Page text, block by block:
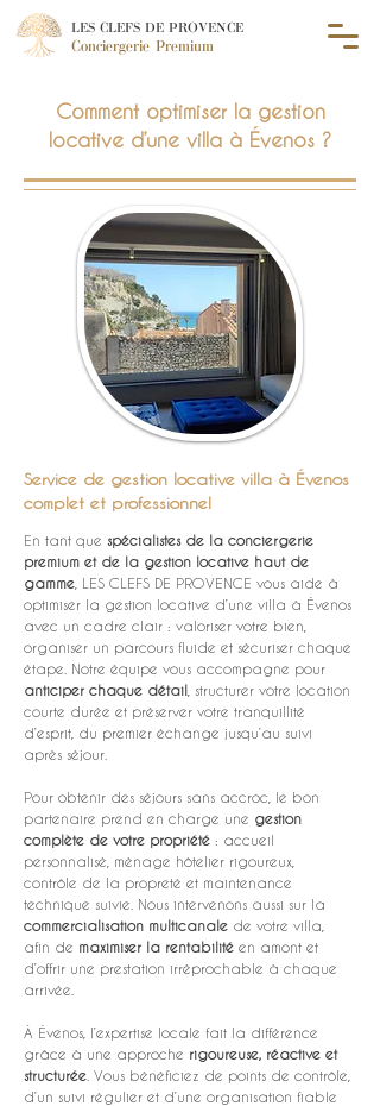
LES CLEFS DE PROVENCE
Conciergerie Premium
Comment optimiser la gestion
locative d’une villa à Évenos ?
Service de gestion locative villa à Évenos
complet et professionnel
En tant que spécialistes de la conciergerie
premium et de la gestion locative haut de
gamme , LES CLEFS DE PROVENCE vous aide à
optimiser la gestion locative d’une villa à Évenos
avec un cadre clair : valoriser votre bien,
organiser un parcours fluide et sécuriser chaque
étape. Notre équipe vous accompagne pour
anticiper chaque détail , structurer votre location
courte durée et préserver votre tranquillité
d’esprit, du premier échange jusqu’au suivi
après séjour.
Pour obtenir des séjours sans accroc, le bon
partenaire prend en charge une gestion
complète de votre propriété : accueil
personnalisé, ménage hôtelier rigoureux,
contrôle de la propreté et maintenance
technique suivie. Nous intervenons aussi sur la
commercialisation multicanale de votre villa,
afin de maximiser la rentabilité en amont et
d’offrir une prestation irréprochable à chaque
arrivée.
À Évenos, l’expertise locale fait la différence
grâce à une approche rigoureuse, réactive et
structurée . Vous bénéficiez de points de contrôle,
d’un suivi régulier et d’une organisation fiable